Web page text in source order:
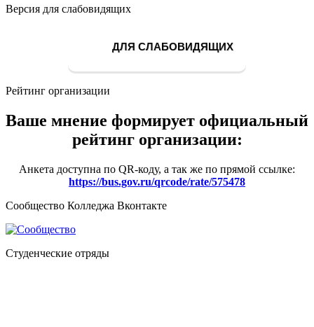
Версия для слабовидящих
ДЛЯ СЛАБОВИДЯЩИХ
Рейтинг организации
Ваше мнение формирует официальный
рейтинг организации:
Анкета доступна по QR-коду, а так же по прямой ссылке:
https://bus.gov.ru/qrcode/rate/575478
Сообщество Колледжа Вконтакте
Студенческие отряды